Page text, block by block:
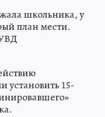
школьника, у
план мести.
установить 15-